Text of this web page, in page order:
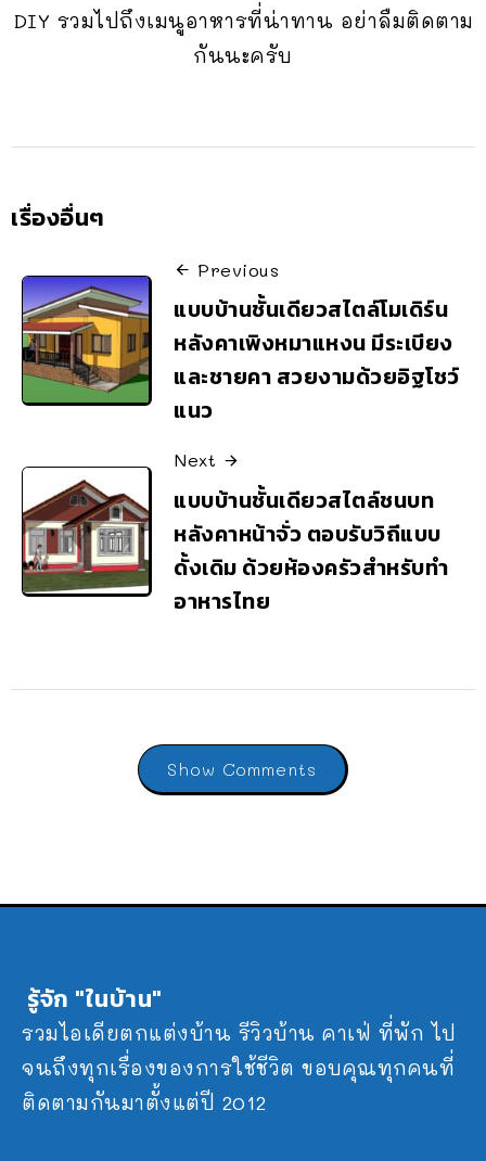
DIY รวมไปถึงเมนูอาหารที่น่าทาน อย่าลืมติดตาม
กันนะครับ
เรื่องอื่นๆ
Previous
แบบบ้านชั้นเดียวสไตล์โมเดิร์น
หลังคาเพิงหมาแหงน มีระเบียง
และชายคา สวยงามด้วยอิฐโชว์
แนว
Next
แบบบ้านชั้นเดียวสไตล์ชนบท
หลังคาหน้าจั่ว ตอบรับวิถีแบบ
ดั้งเดิม ด้วยห้องครัวสำหรับทำ
อาหารไทย
Show Comments
รู้จัก "ในบ้าน"
รวมไอเดียตกแต่งบ้าน รีวิวบ้าน คาเฟ่ ที่พัก ไป
จนถึงทุกเรื่องของการใช้ชีวิต ขอบคุณทุกคนที่
ติดตามกันมาตั้งแต่ปี 2012